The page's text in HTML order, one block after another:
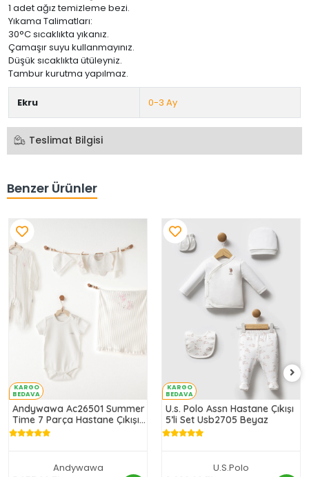
1 adet ağız temizleme bezi.
Yıkama Talimatları:
30°C sıcaklıkta yıkanız.
Çamaşır suyu kullanmayınız.
Düşük sıcaklıkta ütüleyniz.
Tambur kurutma yapılmaz.
Ekru 0-3 Ay
Teslimat Bilgisi
Benzer Ürünler
KARGO
BEDAVA
Andywawa Ac26501 Summer
Time 7 Parça Hastane Çıkışı
Ekru
Andywawa
3,479.99 TL
KARGO
BEDAVA
U.s. Polo Assn Hastane Çıkışı
5’li Set Usb2705 Beyaz
U.S.Polo
1,419.99 TL